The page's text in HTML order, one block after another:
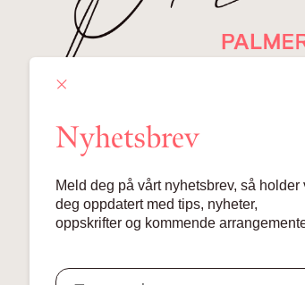
Nyhetsbrev
Meld deg på vårt nyhetsbrev, så holder
deg oppdatert med tips, nyheter,
oppskrifter og kommende